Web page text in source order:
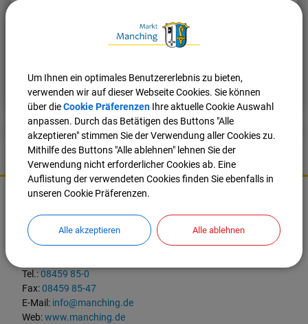
Nach oben Seite drucken
Ingolstädter Straße 2
85077 Manching
Tel.:08459 85-0
Fax:08459 85-47
E-Mail: info@manching.de
Web:www.manching.de
Um Ihnen ein optimales Benutzererlebnis zu bieten,
verwenden wir auf dieser Webseite Cookies. Sie können
über dieCookie Präferenzen Ihre aktuelle Cookie Auswahl
anpassen. Durch das Betätigen des Buttons "Alle
akzeptieren" stimmen Sie der Verwendung aller Cookies zu.
Mithilfe des Buttons "Alle ablehnen" lehnen Sie der
Verwendung nicht erforderlicher Cookies ab. Eine
Auflistung der verwendeten Cookies finden Sie ebenfalls in
unseren Cookie Präferenzen.
Alle akzeptieren Alle ablehnen